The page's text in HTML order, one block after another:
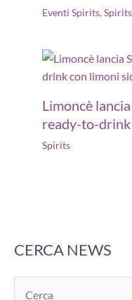
Eventi Spirits,Spirits
Limoncè
ready-to-
Spirits
CERCA NEWS